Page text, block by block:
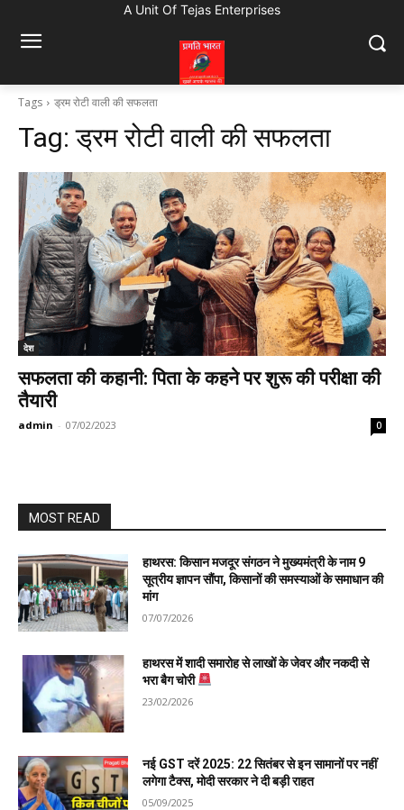
A Unit Of Tejas Enterprises
Tags ड्रम रोटी वाली की सफलता
Tag:ड्रम रोटी वाली की सफलता
देश
सफलता की कहानी: पिता के कहने पर शुरू की परीक्षा की
तैयारी
admin - 07/02/2023 0
MOST READ
हाथरस: किसान मजदूर संगठन ने मुख्यमंत्री के नाम 9
सूत्रीय ज्ञापन सौंपा, किसानों की समस्याओं के समाधान की
मांग
07/07/2026
हाथरस में शादी समारोह से लाखों के जेवर और नकदी से
भरा बैग चोरी
23/02/2026
नई GST दरें 2025: 22 सितंबर से इन सामानों पर नहीं
लगेगा टैक्स, मोदी सरकार ने दी बड़ी राहत
05/09/2025